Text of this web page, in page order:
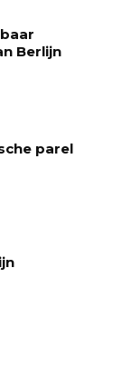
Berlijn
parel